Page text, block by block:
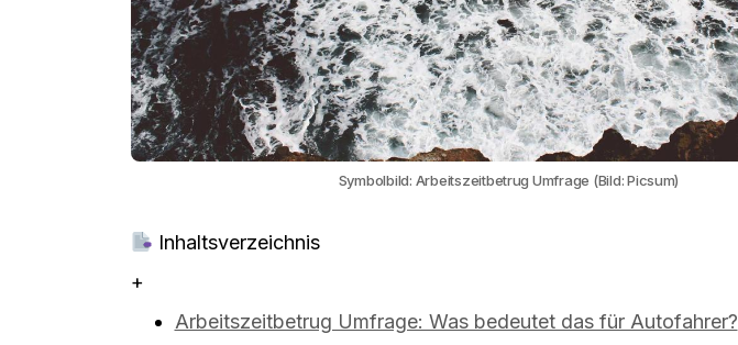
Symbolbild: Arbeitszeitbetrug Umfrage (Bild: Picsum)
Inhaltsverzeichnis
+
Arbeitszeitbetrug Umfrage: Was bedeutet das für Autofahrer?